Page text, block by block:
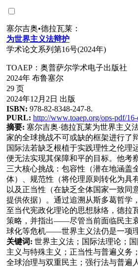
塞尔吉奥•德拉瓦莱：
为世界主义法辩护
学术论文系列第16号(2024年)
TOAEP：奥普萨尔学术电子出版社
2024年 布鲁塞尔
29 页
2024年12月2日 出版
ISBN: 978-82-8348-247-8.
PURL: http://www.toaep.org/ops-pdf/
摘要: 塞尔吉奥·德拉瓦莱为世界主义
家的全球挑战不可或缺的框架进行了
国际法若缺乏根植于实践理性之伦理
便无法实现其保障和平的目标。他考
三大核心挑战：包容性（潜在地涵盖
体）、规范性（将伦理原则转化为具
以及正当性（在缺乏全体国家一致同
提供依据）。通过追溯从斯多葛哲学
至当代宪政化理论的思想脉络，德拉
策略，并指出——尽管当前面临民主
球化等危机——世界主义法仍是一项理
关键词: 世界主义法；国际法理论；
主义与特殊主义；正当性与普遍义务
全球治理与双重民主；强行法与普遍